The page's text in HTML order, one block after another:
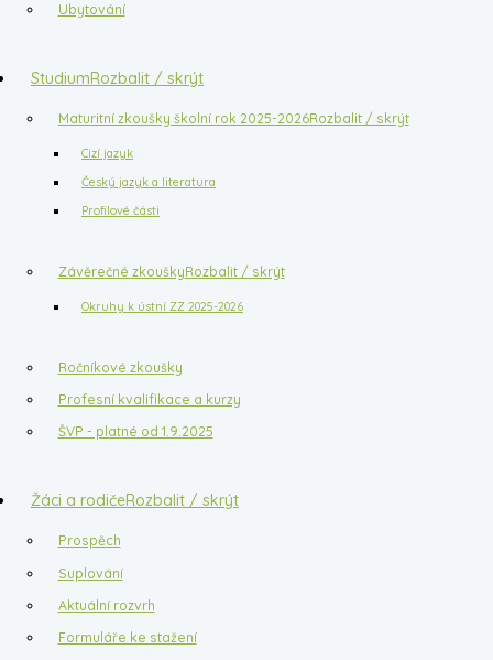
Ubytování
StudiumRozbalit / skrýt
Maturitní zkoušky školní rok 2025-2026Rozbalit / skrýt
Cizí jazyk
Český jazyk a literatura
Profilové části
Závěrečné zkouškyRozbalit / skrýt
Okruhy k ústní ZZ 2025-2026
Ročníkové zkoušky
Profesní kvalifikace a kurzy
ŠVP - platné od 1.9.2025
Žáci a rodičeRozbalit / skrýt
Prospěch
Suplování
Aktuální rozvrh
Formuláře ke stažení